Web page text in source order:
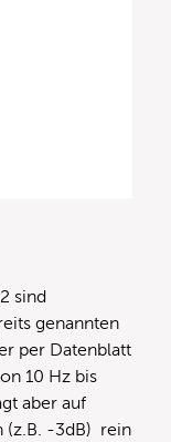
sind
genannten
per Datenblatt
10 Hz bis
aber auf
(z.B. -3dB) rein